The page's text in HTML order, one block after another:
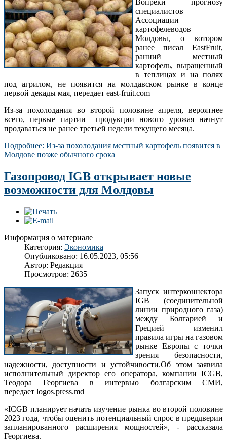
Вопреки прогнозу
специалистов
Ассоциации
картофелеводов
Молдовы, о котором
ранее писал EastFruit,
ранний местный
картофель, выращенный
в теплицах и на полях
под агрилом, не появится на молдавском рынке в конце
первой декады мая, передает east-fruit.com
Из-за похолодания во второй половине апреля, вероятнее
всего, первые партии продукции нового урожая начнут
продаваться не ранее третьей недели текущего месяца.
Подробнее: Из-за похолодания местный картофель появится в
Молдове позже обычного срока
Газопровод IGB открывает новые
возможности для Молдовы
Информация о материале
Категория: Экономика
Опубликовано: 16.05.2023, 05:56
Автор: Редакция
Просмотров: 2635
Запуск интерконнектора
IGB (соединительной
линии природного газа)
между Болгарией и
Грецией изменил
правила игры на газовом
рынке Европы с точки
зрения безопасности,
надежности, доступности и устойчивости.Об этом заявила
исполнительный директор его оператора, компании ICGB,
Теодора Георгиева в интервью болгарским СМИ,
передает logos.press.md
«ICGB планирует начать изучение рынка во второй половине
2023 года, чтобы оценить потенциальный спрос в преддверии
запланированного расширения мощностей», - рассказала
Георгиева.